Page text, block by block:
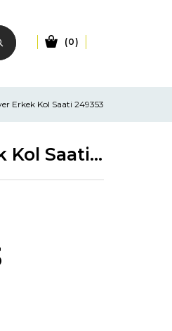
0
Erkek Kol Saati 249353
INVICTA Pro Diver Erkek Kol Saati 249353